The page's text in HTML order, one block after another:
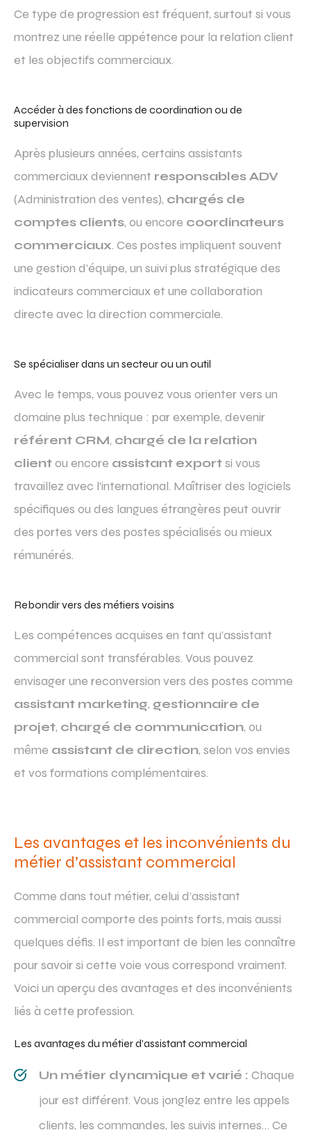
Ce type de progression est fréquent, surtout si vous
montrez une réelle appétence pour la relation client
et les objectifs commerciaux.
Accéder à des fonctions de coordination ou de
supervision
Après plusieurs années, certains assistants
commerciaux deviennent responsables ADV
(Administration des ventes), chargés de
comptes clients, ou encore coordinateurs
commerciaux. Ces postes impliquent souvent
une gestion d’équipe, un suivi plus stratégique des
indicateurs commerciaux et une collaboration
directe avec la direction commerciale.
Se spécialiser dans un secteur ou un outil
Avec le temps, vous pouvez vous orienter vers un
domaine plus technique : par exemple, devenir
référent CRM, chargé de la relation
clientou encore assistant exportsi vous
travaillez avec l’international. Maîtriser des logiciels
spécifiques ou des langues étrangères peut ouvrir
des portes vers des postes spécialisés ou mieux
rémunérés.
Rebondir vers des métiers voisins
Les compétences acquises en tant qu’assistant
commercial sont transférables. Vous pouvez
envisager une reconversion vers des postes comme
assistant marketing, gestionnaire de
projet, chargé de communication, ou
même assistant de direction, selon vos envies
et vos formations complémentaires.
Les avantages et les inconvénients du
métier d’assistant commercial
Comme dans tout métier, celui d’assistant
commercial comporte des points forts, mais aussi
quelques défis. Il est important de bien les connaître
pour savoir si cette voie vous correspond vraiment.
Voici un aperçu des avantages et des inconvénients
liés à cette profession.
Les avantages du métier d’assistant commercial
Un métier dynamique et varié : Chaque
jour est différent. Vous jonglez entre les appels
clients, les commandes, les suivis internes… Ce